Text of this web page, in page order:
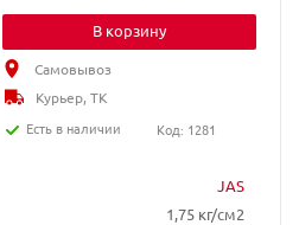
JAS
1,75 кг/см2
В корзину
Самовывоз
Курьер, ТК
Есть в наличии
Код: 1281